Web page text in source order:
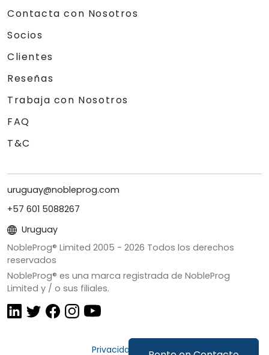
Contacta con Nosotros
Socios
Clientes
Reseñas
Trabaja con Nosotros
FAQ
T&C
uruguay@nobleprog.com
+57 601 5088267
Uruguay
NobleProg® Limited 2005 - 2026 Todos los derechos
reservados
NobleProg® es una marca registrada de NobleProg
Limited y / o sus filiales.
Privacidad y Cookies